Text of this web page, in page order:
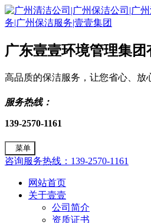
广东壹壹环境管理集团
高品质的保洁服务，让您省心、放
服务热线：
139-2570-1161
菜单
咨询服务热线：139-2570-1161
网站首页
关于壹壹
公司简介
资质证书